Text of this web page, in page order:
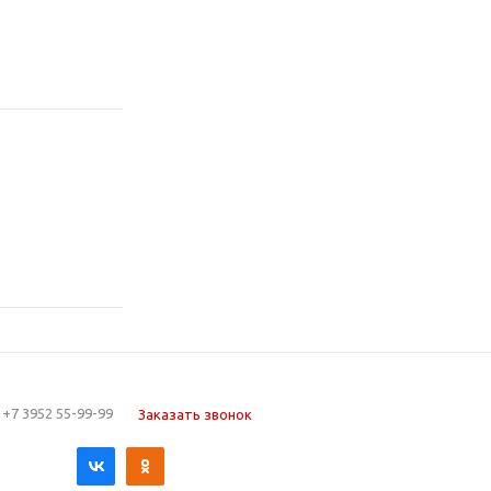
+7 3952 55-99-99 Заказать звонок